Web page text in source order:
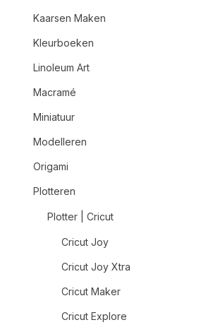
Kaarsen Maken
Kleurboeken
Linoleum Art
Macramé
Miniatuur
Modelleren
Origami
Plotteren
Plotter | Cricut
Cricut Joy
Cricut Joy Xtra
Cricut Maker
Cricut Explore